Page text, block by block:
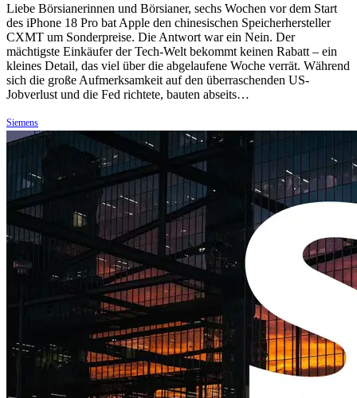
Liebe Börsianerinnen und Börsianer, sechs Wochen vor dem Start
des iPhone 18 Pro bat Apple den chinesischen Speicherhersteller
CXMT um Sonderpreise. Die Antwort war ein Nein. Der
mächtigste Einkäufer der Tech-Welt bekommt keinen Rabatt – ein
kleines Detail, das viel über die abgelaufene Woche verrät. Während
sich die große Aufmerksamkeit auf den überraschenden US-
Jobverlust und die Fed richtete, bauten abseits…
Siemens